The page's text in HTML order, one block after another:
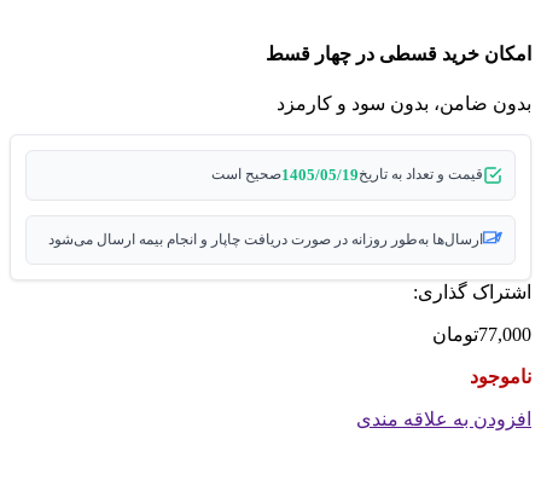
امکان خرید قسطی در چهار قسط
بدون ضامن، بدون سود و کارمزد
قیمت و تعداد به تاریخ1405/05/19صحیح است
ارسال‌ها به‌طور روزانه در صورت دریافت چاپار و انجام بیمه ارسال می‌شود
اشتراک گذاری:
77,000تومان
ناموجود
افزودن به علاقه مندی